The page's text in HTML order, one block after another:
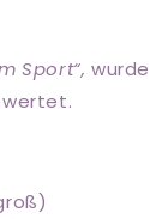
Sport“, wurde